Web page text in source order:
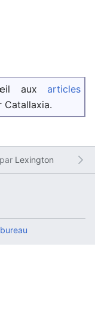
aux articles
Catallaxia.
Lexington